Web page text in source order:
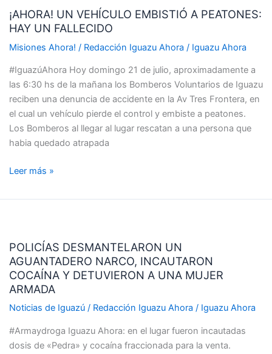
¡AHORA! UN VEHÍCULO EMBISTIÓ A PEATONES:
HAY UN FALLECIDO
Misiones Ahora! / Redacción Iguazu Ahora / Iguazu Ahora
#IguazúAhora Hoy domingo 21 de julio, aproximadamente a
las 6:30 hs de la mañana los Bomberos Voluntarios de Iguazu
reciben una denuncia de accidente en la Av Tres Frontera, en
el cual un vehículo pierde el control y embiste a peatones.
Los Bomberos al llegar al lugar rescatan a una persona que
habia quedado atrapada
VEHÍCULO
EMBISTIÓ
A
HAY
UN
FALLECIDO
Leer más »
POLICÍAS DESMANTELARON UN
AGUANTADERO NARCO, INCAUTARON
COCAÍNA Y DETUVIERON A UNA MUJER
ARMADA
Noticias de Iguazú/ Redacción Iguazu Ahora / Iguazu Ahora
#Armaydroga Iguazu Ahora: en el lugar fueron incautadas
dosis de «Pedra» y cocaína fraccionada para la venta.
UN
AGUANTADERO
NARCO,
INCAUTARON
COCAÍNA
DETUVIERON
A